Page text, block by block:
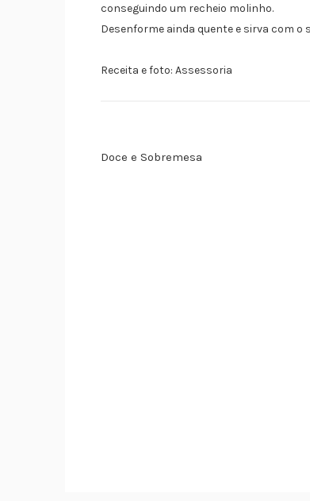
conseguindo um recheio molinho.
Desenforme ainda quente e sirva com
Receita e foto: Assessoria
Doce e Sobremesa